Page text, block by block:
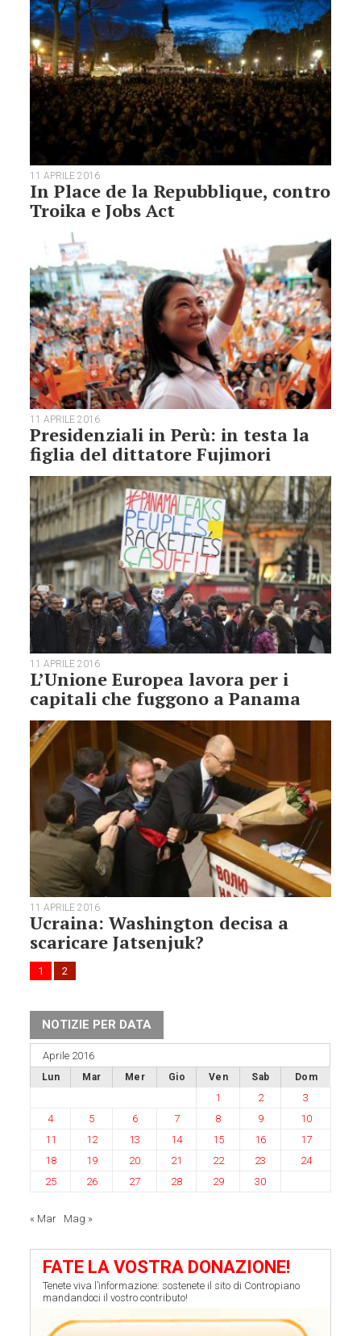
11 APRILE 2016
In Place de la Repubblique, contro
Troika e Jobs Act
11 APRILE 2016
Presidenziali in Perù: in testa la
figlia del dittatore Fujimori
11 APRILE 2016
L’Unione Europea lavora per i
capitali che fuggono a Panama
11 APRILE 2016
Ucraina: Washington decisa a
scaricare Jatsenjuk?
1 2
NOTIZIE PER DATA
Aprile 2016
Lun Mar Mer Gio Ven Sab Dom
1 2
3
4
5 6 7 8 9
10
11
12 13 14 15 16
17
18
19 20 21 22 23
24
25
26 27 28 29 30
« Mar Mag »
FATE LA VOSTRA DONAZIONE!
Tenete viva l’informazione: sostenete il sito di Contropiano
mandandoci il vostro contributo!